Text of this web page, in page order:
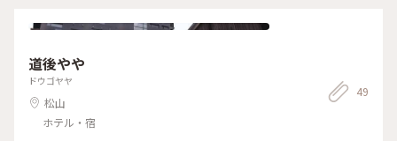
道後やや
ドウゴヤヤ
松山
ホテル・宿
49